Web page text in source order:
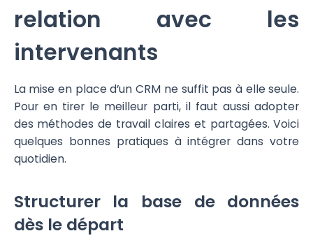
relation avec les
intervenants
La mise en place d’un CRM ne suffit pas à elle seule.
Pour en tirer le meilleur parti, il faut aussi adopter
des méthodes de travail claires et partagées. Voici
quelques bonnes pratiques à intégrer dans votre
quotidien.
Structurer la base de données
dès le départ